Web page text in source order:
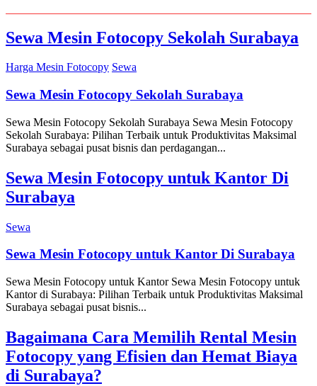
Sewa Mesin Fotocopy Sekolah Surabaya
Harga Mesin Fotocopy Sewa
Sewa Mesin Fotocopy Sekolah Surabaya
Sewa Mesin Fotocopy Sekolah Surabaya Sewa Mesin Fotocopy
Sekolah Surabaya: Pilihan Terbaik untuk Produktivitas Maksimal
Surabaya sebagai pusat bisnis dan perdagangan...
Sewa Mesin Fotocopy untuk Kantor Di
Surabaya
Sewa
Sewa Mesin Fotocopy untuk Kantor Di Surabaya
Sewa Mesin Fotocopy untuk Kantor Sewa Mesin Fotocopy untuk
Kantor di Surabaya: Pilihan Terbaik untuk Produktivitas Maksimal
Surabaya sebagai pusat bisnis...
Bagaimana Cara Memilih Rental Mesin
Fotocopy yang Efisien dan Hemat Biaya
di Surabaya?